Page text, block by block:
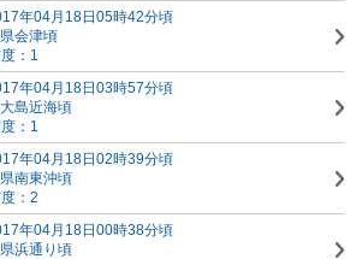
年04月18日05時42分頃
会津頃
：1
年04月18日03時57分頃
島近海頃
：1
年04月18日02時39分頃
南東沖頃
：2
年04月18日00時38分頃
浜通り頃